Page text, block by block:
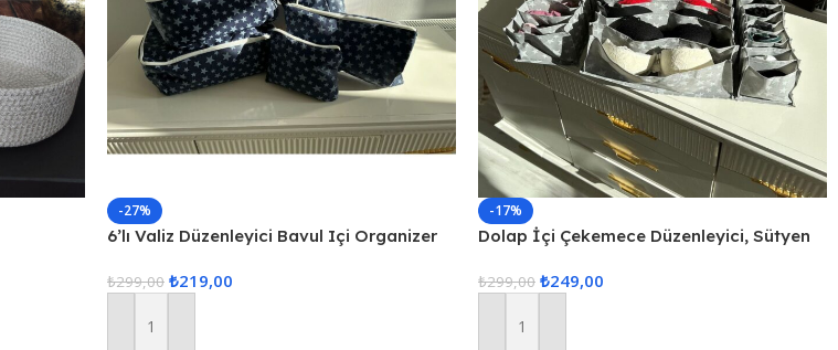
-27%
6’lı Valiz Düzenleyici Bavul Içi Organizer
₺299,00 ₺219,00
Sepete Ekle
-17%
Dolap İçi Çekemece Düzenleyici, Sütyen
Çekmece İçi Düzenle
₺299,00 ₺249,00
Sepete Ekle